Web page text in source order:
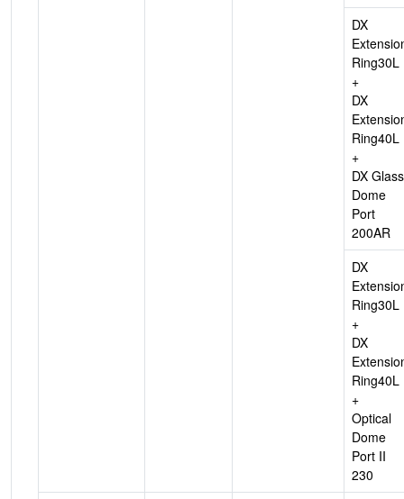
DX
Ring30L
+
DX
Ring40L
+
DX Glass
Dome
Port
200AR
DX
Ring30L
+
DX
Ring40L
+
Optical
Dome
Port II
230